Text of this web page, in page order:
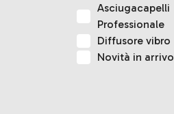
Asciugacapelli
Professionale
Diffusore vibro
Novità in arrivo